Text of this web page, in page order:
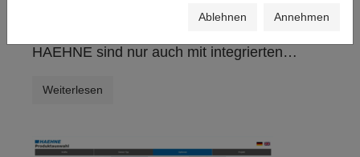
HAEHNE sind nur auch mit integrierten…
Weiterlesen
Ablehnen Annehmen